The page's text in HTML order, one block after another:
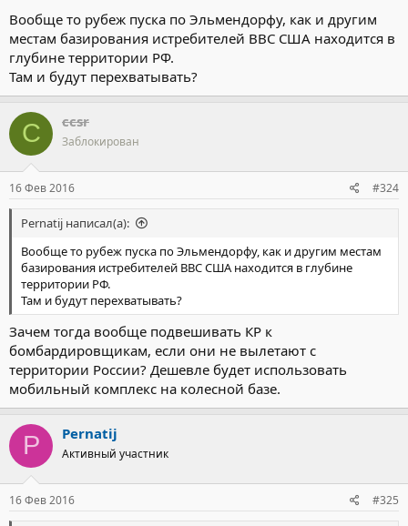
Вообще то рубеж пуска по Эльмендорфу, как и другим
местам базирования истребителей ВВС США находится в
глубине территории РФ.
Там и будут перехватывать?
C ccsr
Заблокирован
16 Фев 2016 #324
Pernatij написал(а):
Вообще то рубеж пуска по Эльмендорфу, как и другим местам
базирования истребителей ВВС США находится в глубине
территории РФ.
Там и будут перехватывать?
Зачем тогда вообще подвешивать КР к
бомбардировщикам, если они не вылетают с
территории России? Дешевле будет использовать
мобильный комплекс на колесной базе.
P Pernatij
Активный участник
16 Фев 2016 #325